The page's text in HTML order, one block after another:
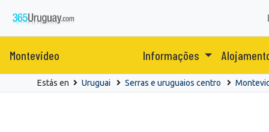
Montevideo Informações
Estás en Uruguai Serras e uruguaios centro